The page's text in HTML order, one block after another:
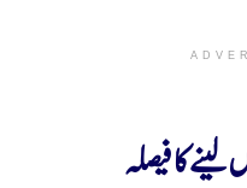
کا فیصلہ